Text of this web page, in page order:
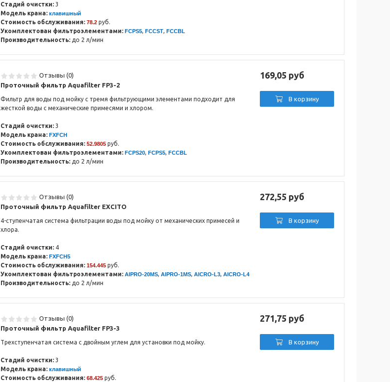
Стадий очистки: 3
Модель крана: клавишный
Стоимость обслуживания: 78.2 руб.
Укомплектован фильтроэлементами: FCPS5, FCCST, FCCBL
Производительность: до 2 л/мин
Отзывы (0)
Проточный фильтр Aquafilter FP3-2
Фильтр для воды под мойку с тремя фильтрующими элементами подходит для
жесткой воды с механические примесями и хлором.
Стадий очистки: 3
Модель крана: FXFCH
Стоимость обслуживания: 52.9805 руб.
Укомплектован фильтроэлементами: FCPS20, FCPS5, FCCBL
Производительность: до 2 л/мин
169,05 руб
В корзину
Отзывы (0)
Проточный фильтр Aquafilter EXCITO
4-ступенчатая система фильтрации воды под мойку от механических примесей и
хлора.
Стадий очистки: 4
Модель крана: FXFCH5
Стоимость обслуживания: 154.445 руб.
Укомплектован фильтроэлементами: AIPRO-20MS, AIPRO-1MS, AICRO-L3, AICRO-L4
Производительность: до 2 л/мин
272,55 руб
В корзину
Отзывы (0)
Проточный фильтр Aquafilter FP3-3
Трехступенчатая система с двойным углем для установки под мойку.
Стадий очистки: 3
Модель крана: клавишный
Стоимость обслуживания: 68.425 руб.
271,75 руб
В корзину